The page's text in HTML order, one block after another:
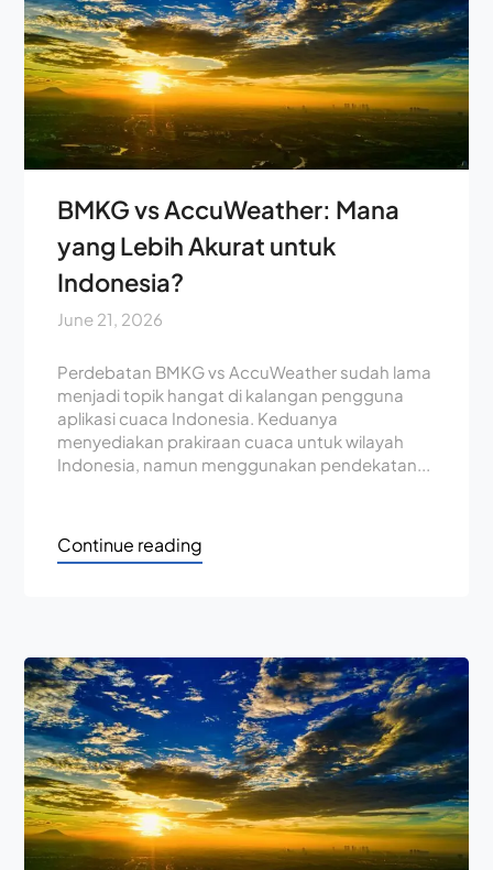
BMKG vs AccuWeather: Mana
yang Lebih Akurat untuk
Indonesia?
June 21, 2026
Perdebatan BMKG vs AccuWeather sudah lama
menjadi topik hangat di kalangan pengguna
aplikasi cuaca Indonesia. Keduanya
menyediakan prakiraan cuaca untuk wilayah
Indonesia, namun menggunakan pendekatan...
Continue reading